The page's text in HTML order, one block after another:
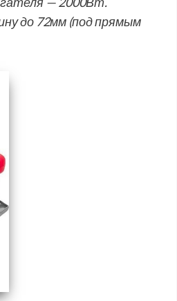
до 72мм (под прямым